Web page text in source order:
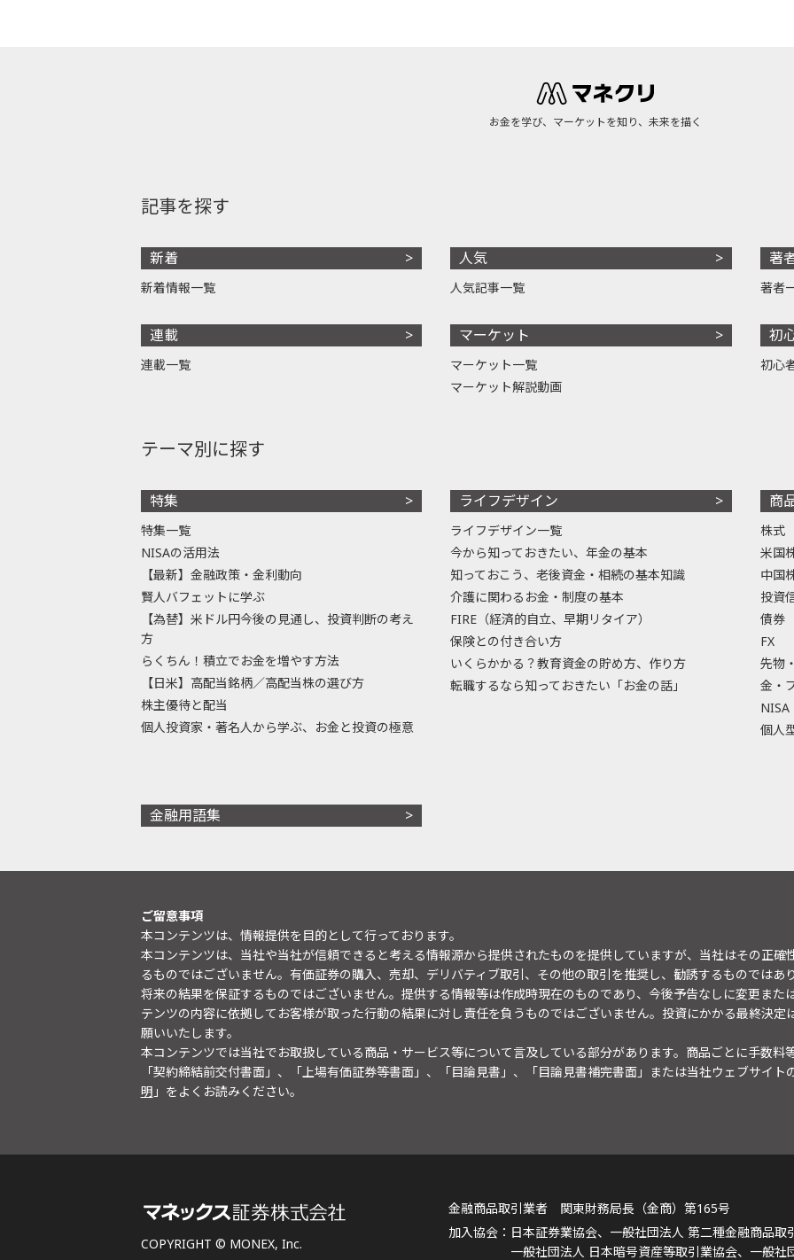
お金を学び、マーケットを知り、未来を描く
記事を探す
新着
新着情報一覧
連載
連載一覧
人気
人気記事一覧
マーケット
マーケット一覧
マーケット解説動画
著
著者
初
初心
テーマ別に探す
特集
特集一覧
NISAの活用法
【最新】金融政策・金利動向
賢人バフェットに学ぶ
【為替】米ドル円今後の見通し、投資判断の考え
方
らくちん！積立でお金を増やす方法
【日米】高配当銘柄／高配当株の選び方
株主優待と配当
個人投資家・著名人から学ぶ、お金と投資の極意
ライフデザイン
ライフデザイン一覧
今から知っておきたい、年金の基本
知っておこう、老後資金・相続の基本知識
介護に関わるお金・制度の基本
FIRE（経済的自立、早期リタイア）
保険との付き合い方
いくらかかる？教育資金の貯め方、作り方
転職するなら知っておきたい「お金の話」
商
株式
米国
中国
投資
債券
FX
先物
金・
NISA
個人
金融用語集
ご留意事項
本コンテンツは、情報提供を目的として行っております。
本コンテンツは、当社や当社が信頼できると考える情報源から提供されたものを提供していますが、当社はその正
るものではございません。有価証券の購入、売却、デリバティブ取引、その他の取引を推奨し、勧誘するものではあ
将来の結果を保証するものではございません。提供する情報等は作成時現在のものであり、今後予告なしに変更また
テンツの内容に依拠してお客様が取った行動の結果に対し責任を負うものではございません。投資にかかる最終決
願いいたします。
本コンテンツでは当社でお取扱している商品・サービス等について言及している部分があります。商品ごとに手数料
「契約締結前交付書面」、「上場有価証券等書面」、「目論見書」、「目論見書補完書面」または当社ウェブサイト
明 」をよくお読みください。
COPYRIGHT © MONEX, Inc.
金融商品取引業者 関東財務局長（金商）第165号
日本証券業協会、一般社団法人 第二種金融商品取
一般社団法人 日本暗号資産等取引業協会、一般社